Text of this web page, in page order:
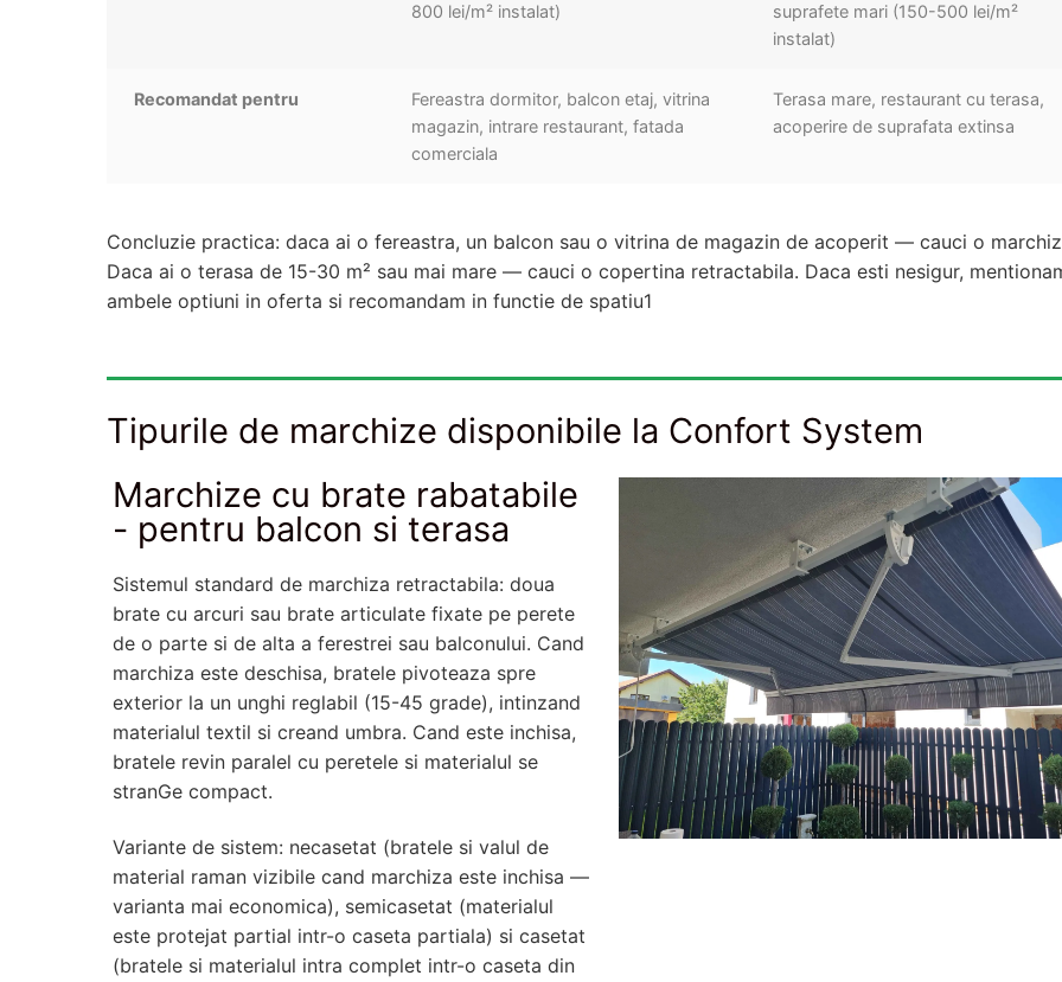
800 lei/m² instalat)
suprafete mari (150-500 lei/m²
instalat)
Recomandat pentru
Fereastra dormitor, balcon etaj, vitrina
magazin, intrare restaurant, fatada
comerciala
Terasa mare, restaurant cu terasa,
acoperire de suprafata extinsa
Concluzie practica: daca ai o fereastra, un balcon sau o vitrina de magazin de acoperit — cauci o
Daca ai o terasa de 15-30 m² sau mai mare — cauci o copertina retractabila. Daca esti nesigur,
ambele optiuni in oferta si recomandam in functie de spatiu1
Tipurile de marchize disponibile la Confort System
Marchize cu brate rabatabile
- pentru balcon si terasa
Sistemul standard de marchiza retractabila: doua
brate cu arcuri sau brate articulate fixate pe perete
de o parte si de alta a ferestrei sau balconului. Cand
marchiza este deschisa, bratele pivoteaza spre
exterior la un unghi reglabil (15-45 grade), intinzand
materialul textil si creand umbra. Cand este inchisa,
bratele revin paralel cu peretele si materialul se
stranGe compact.
Variante de sistem: necasetat (bratele si valul de
material raman vizibile cand marchiza este inchisa —
varianta mai economica), semicasetat (materialul
este protejat partial intr-o caseta partiala) si casetat
(bratele si materialul intra complet intr-o caseta din